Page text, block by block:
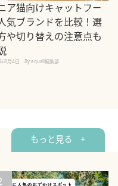
ア猫向けキャットフー
気ブランドを比較！選
や切り替えの注意点も
8月4日 By equall編集部
もっと見る +